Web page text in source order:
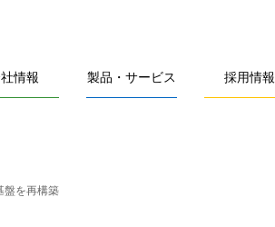
情報 製品・サービス 採用情報
盤を再構築